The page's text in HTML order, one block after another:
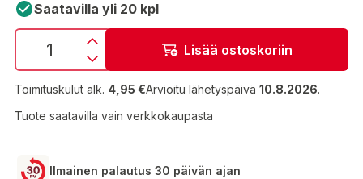
Saatavilla yli 20 kpl
Lisää ostoskoriin
Toimituskulut alk. 4,95 €Arvioitu lähetyspäivä 10.8.2026.
Tuote saatavilla vain verkkokaupasta
Ilmainen palautus 30 päivän ajan